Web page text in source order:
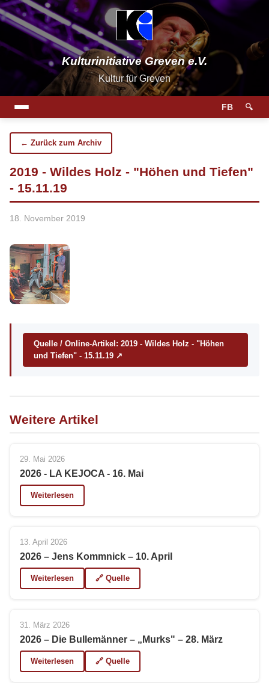
Kulturinitiative Greven e.V.
Kultur für Greven
FB 🔍
← Zurück zum Archiv
2019 - Wildes Holz - "Höhen und Tiefen"
- 15.11.19
18. November 2019
Quelle / Online-Artikel: 2019 - Wildes Holz - "Höhen
und Tiefen" - 15.11.19 ↗
Weitere Artikel
29. Mai 2026
2026 - LA KEJOCA - 16. Mai
Weiterlesen
13. April 2026
2026 – Jens Kommnick – 10. April
Weiterlesen 🔗 Quelle
31. März 2026
2026 – Die Bullemänner – „Murks" – 28. März
Weiterlesen 🔗 Quelle